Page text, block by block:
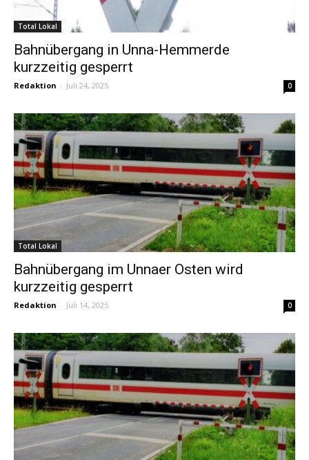
Total Lokal
Bahnübergang in Unna-Hemmerde
kurzzeitig gesperrt
Redaktion - Juli 24, 2025 0
Total Lokal
Bahnübergang im Unnaer Osten wird
kurzzeitig gesperrt
Redaktion - Juli 14, 2025 0